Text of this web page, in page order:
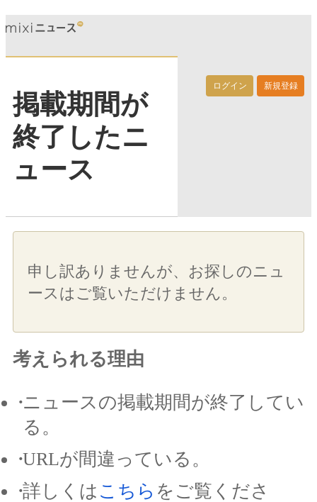
ログイン 新規登録
掲載期間が
終了したニ
ュース
申し訳ありませんが、お探しのニュ
ースはご覧いただけません。
考えられる理由
ニュースの掲載期間が終了してい
る。
URLが間違っている。
詳しくは こちら をご覧くださ